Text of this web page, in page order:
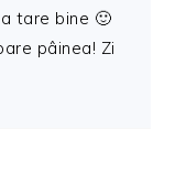
tare bine 🙂
pâinea! Zi